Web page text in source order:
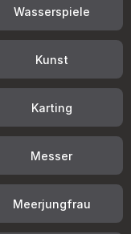
Wasserspiele
Kunst
Karting
Messer
Meerjungfrau